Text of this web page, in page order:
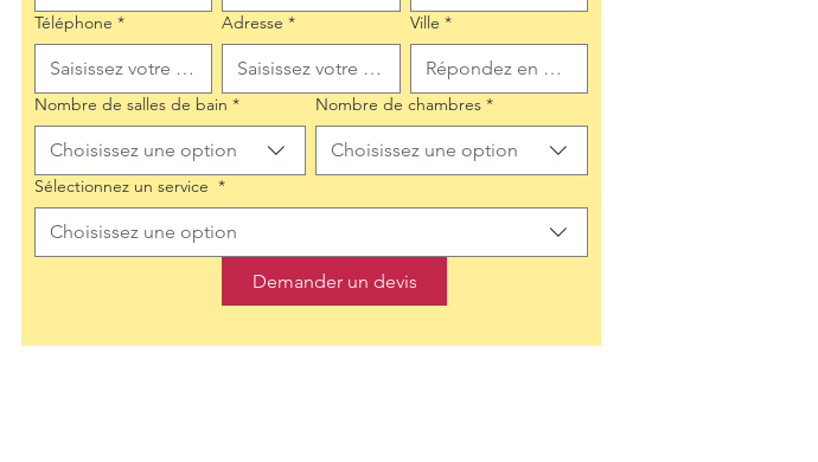
Téléphone * Adresse * Ville *
Nombre de salles de bain *
Choisissez une option
Nombre de chambres *
Choisissez une option
Sélectionnez un service *
Choisissez une option
Demander un devis